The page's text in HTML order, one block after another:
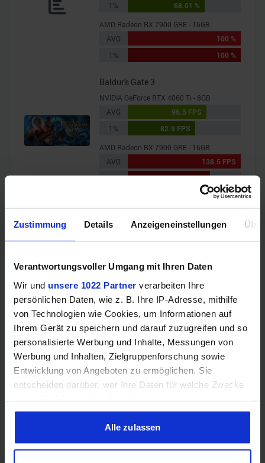
Zustimmung Details Anzeigeneinstellungen
Verantwortungsvoller Umgang mit Ihren Daten
Wir und unsere 1022 Partner verarbeiten Ihre
persönlichen Daten, wie z. B. Ihre IP-Adresse, mithilfe
von Technologien wie Cookies, um Informationen auf
Ihrem Gerät zu speichern und darauf zuzugreifen und so
personalisierte Werbung und Inhalte, Messungen von
Werbung und Inhalten, Zielgruppenforschung sowie
Entwicklung von Angeboten zu ermöglichen. Sie
entscheiden darüber, wer Ihre Daten für welche Zwecke
Cookie-Erklärung oder durch Klicken auf das Privacy
Trigger Symbol ändern oder widerrufen
Alle zulassen
1%
68.01 %
AMD Radeon RX 7900 GRE - 16GB
AVG
100 %
1%
100 %
Baldur's Gate 3
NVIDIA GeForce RTX 4060 Ti - 8GB
AVG
96.5 FPS
1%
82.9 FPS
AMD Radeon RX 7900 GRE - 16GB
AVG
138.5 FPS
1%
100.5 FPS
NVIDIA GeForce RTX 4060 Ti - 8GB
AMD Radeon RX 7900 GRE - 16GB
AVG
1%
24.5 FPS
Call of Duty: Black Ops 6
NVIDIA GeForce RTX 4060 Ti - 8GB
AVG
61.7 FPS
1%
51.6 FPS
1%
Counter-Strike 2